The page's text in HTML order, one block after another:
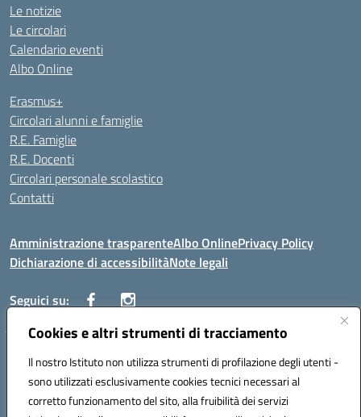
Cookies e altri strumenti di tracciamento
Il nostro Istituto non utilizza strumenti di profilazione degli utenti -
sono utilizzati esclusivamente cookies tecnici necessari al
corretto funzionamento del sito, alla fruibilità dei servizi
Le notizie
Le circolari
Calendario eventi
Albo Online
Erasmus+
Circolari alunni e famiglie
R.E. Famiglie
R.E. Docenti
Circolari personale scolastico
Contatti
Amministrazione trasparenteAlbo OnlinePrivacy Policy
Dichiarazione di accessibilitàNote legali
Seguici su:
VIALE ITALIA , 13 91011 ALCAMO (TP)
Codice univoco ufficio: UF3YCL
Mail: TPIC81100Q@istruzione.it | PEC: TPIC81100Q@pec.istruzione.it